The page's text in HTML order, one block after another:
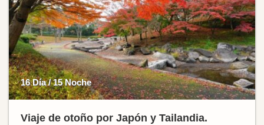
16 Día / 15 Noche
Viaje de otoño por Japón y Tailandia.